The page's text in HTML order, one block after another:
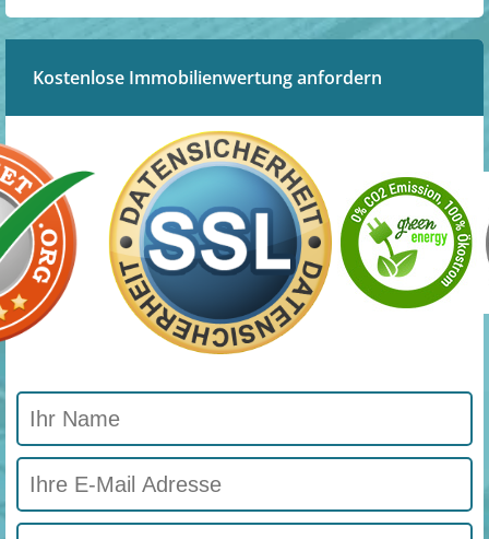
Kostenlose Immobilienwertung anfordern